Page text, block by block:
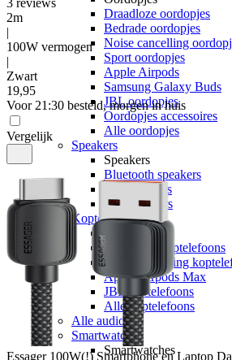
Draadloze oordopjes
Bedrade oordopjes
Noise cancelling
Sport oordopjes
Apple Airpods
Samsung Galaxy Buds
JBL oordopjes
Oordopjes accessoires
Alle oordopjes
Speakers
Speakers
Bluetooth speakers
JBL speakers
Alle speakers
Koptelefoons
Koptelefoons
Draadloze koptelefoons
Noise cancelling
Apple Airpods Max
JBL koptelefoons
Alle koptelefoons
Alle audio
Smartwatches
Smartwatches
3 reviews
2m
|
100W vermogen
|
Zwart
19,95
Voor 21:30 besteld, morgen in huis
Vergelijk
Essager 100W(!) Smartphone en Laptop